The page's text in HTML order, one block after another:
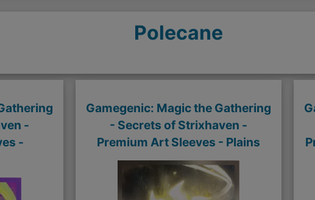
Polecane
-
-
Gamegenic: Magic the Gathering
- Secrets of Strixhaven -
Premium Art Sleeves - Plains